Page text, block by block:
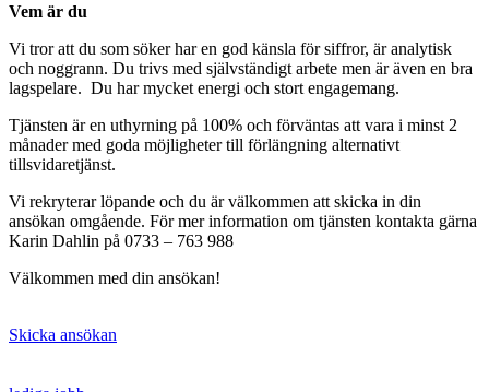
Vem är du
Vi tror att du som söker har en god känsla för siffror, är analytisk
och noggrann. Du trivs med självständigt arbete men är även en bra
lagspelare. Du har mycket energi och stort engagemang.
Tjänsten är en uthyrning på 100% och förväntas att vara i minst 2
månader med goda möjligheter till förlängning alternativt
tillsvidaretjänst.
Vi rekryterar löpande och du är välkommen att skicka in din
ansökan omgående. För mer information om tjänsten kontakta gärna
Karin Dahlin på 0733 – 763 988
Välkommen med din ansökan!
Skicka ansökan